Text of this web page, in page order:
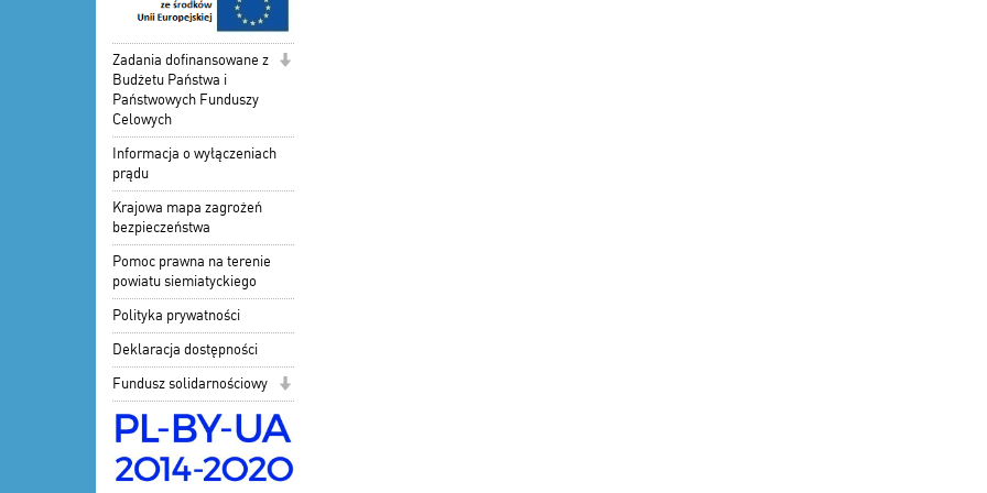
Zadania dofinansowane z
Budżetu Państwa i
Państwowych Funduszy
Celowych
Informacja o wyłączeniach
prądu
Krajowa mapa zagrożeń
bezpieczeństwa
Pomoc prawna na terenie
powiatu siemiatyckiego
Polityka prywatności
Deklaracja dostępności
Fundusz solidarnościowy